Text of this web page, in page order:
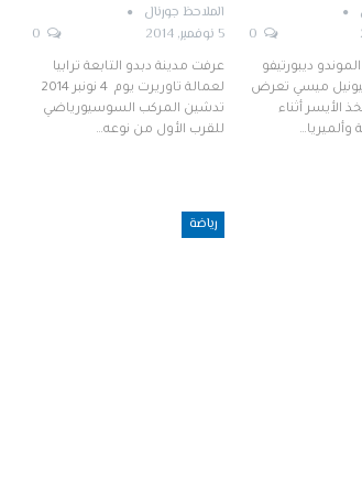
ديبورتيفو
ليونيل ميسي تعرض
الأيسر أثناء
وألميريا…
الملاحظ جورنال
5 نوفمبر, 2014
عرفت مدينة دبدو التابعة ترابيا
لعمالة تاوريرت يوم 4 نونبر 2014
تدشين المركب السوسيورياضي
للقرب الأول من نوعه…
رياضة